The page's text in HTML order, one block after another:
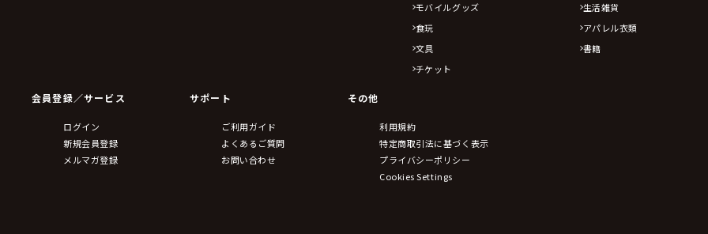
モバイルグッズ
生活雑貨
食玩
アパレル衣類
文具
書籍
チケット
会員登録／サービス
ログイン
新規会員登録
メルマガ登録
サポート
ご利用ガイド
よくあるご質問
お問い合わせ
その他
利用規約
特定商取引法に基づく表示
プライバシーポリシー
Cookies Settings